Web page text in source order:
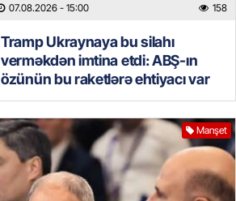
07.08.2026 - 15:00 158
Tramp Ukraynaya bu silahı
verməkdən imtina etdi: ABŞ-ın
özünün bu raketlərə ehtiyacı var
Manşet